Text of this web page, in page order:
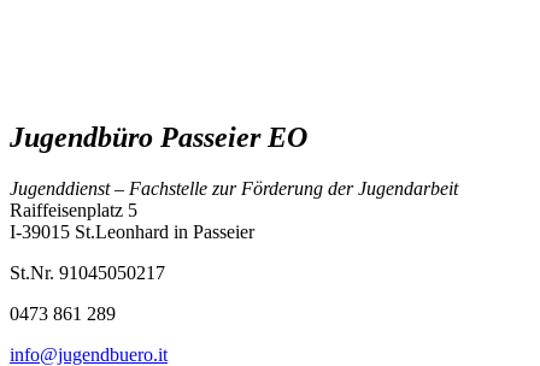
Jugendbüro Passeier EO
Jugenddienst – Fachstelle zur Förderung der Jugendarbeit
Raiffeisenplatz 5
I-39015 St.Leonhard in Passeier
St.Nr. 91045050217
0473 861 289
info@jugendbuero.it